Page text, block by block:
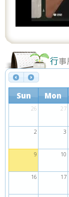
Sun Mon
26 27
2 3
9 10
16 17